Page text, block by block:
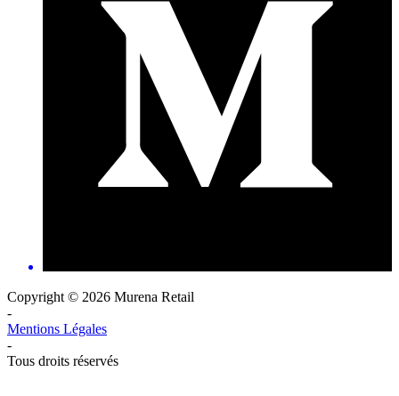
Copyright © 2026 Murena Retail
-
Mentions Légales
-
Tous droits réservés